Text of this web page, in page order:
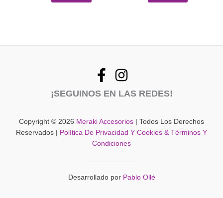
¡SEGUINOS EN LAS REDES!
Copyright © 2026 Meraki Accesorios | Todos Los Derechos
Reservados |
Política De Privacidad Y Cookies & Términos Y
Condiciones
Desarrollado por Pablo Ollé